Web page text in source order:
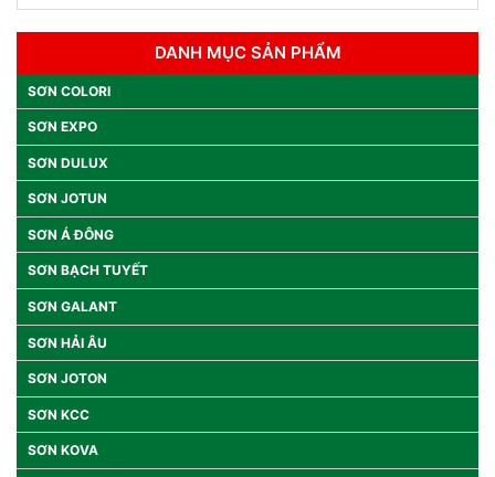
DANH MỤC SẢN PHẨM
SƠN COLORI
SƠN EXPO
SƠN DULUX
SƠN JOTUN
SƠN Á ĐÔNG
SƠN BẠCH TUYẾT
SƠN GALANT
SƠN HẢI ÂU
SƠN JOTON
SƠN KCC
SƠN KOVA